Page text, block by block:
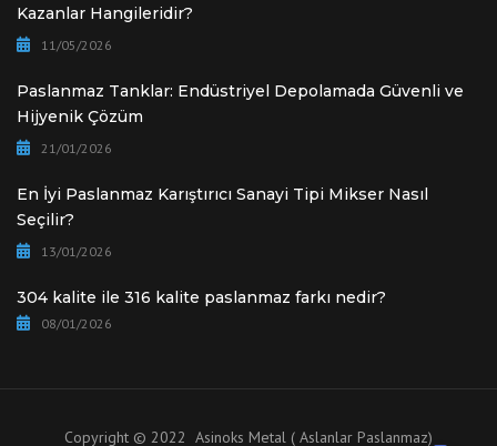
Kazanlar Hangileridir?
11/05/2026
Paslanmaz Tanklar: Endüstriyel Depolamada Güvenli ve
Hijyenik Çözüm
21/01/2026
En İyi Paslanmaz Karıştırıcı Sanayi Tipi Mikser Nasıl
Seçilir?
13/01/2026
304 kalite ile 316 kalite paslanmaz farkı nedir?
08/01/2026
Copyright © 2022 Asinoks Metal ( Aslanlar Paslanmaz)